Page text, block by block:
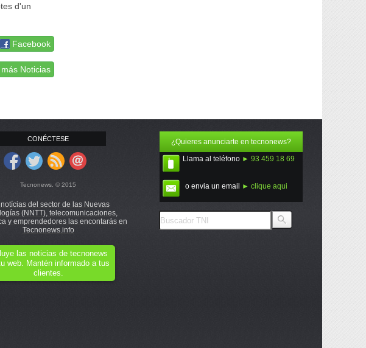
d'un
Facebook
Noticias
CONÉCTESE
Tecnonews. © 2015
notícias del sector de las Nuevas
(NNTT), telecomunicaciones,
y emprendedores las encontarás en
Tecnonews.info
las noticias de tecnonews
web. Mantén informado a tus
clientes.
¿Quieres anunciarte en tecnonews?
Llama al teléfono ► 93 459 18 69
o envia un email ► clique aqui